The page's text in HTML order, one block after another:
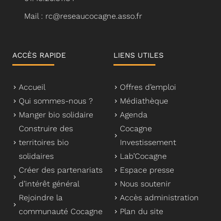
Mail : rc@reseaucocagne.asso.fr
ACCÈS RAPIDE
Accueil
Qui sommes-nous ?
Manger bio solidaire
Construire des
territoires bio
solidaires
Créer des partenariats
d’intérêt général
Rejoindre la
communauté Cocagne
LIENS UTILES
Offres d’emploi
Médiathèque
Agenda
Cocagne
Investissement
Lab’Cocagne
Espace presse
Nous soutenir
Accès administration
Plan du site